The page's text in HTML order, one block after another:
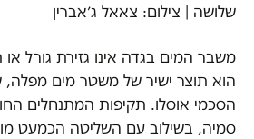
שלושה | צילום: צאאל ג׳אברין
משבר המים בגדה אינו גזירת גורל
הוא תוצר ישיר של משטר מים
הסכמי אוסלו. תקיפות המתנחלים
סמיה, בשילוב עם השליטה הכמעט